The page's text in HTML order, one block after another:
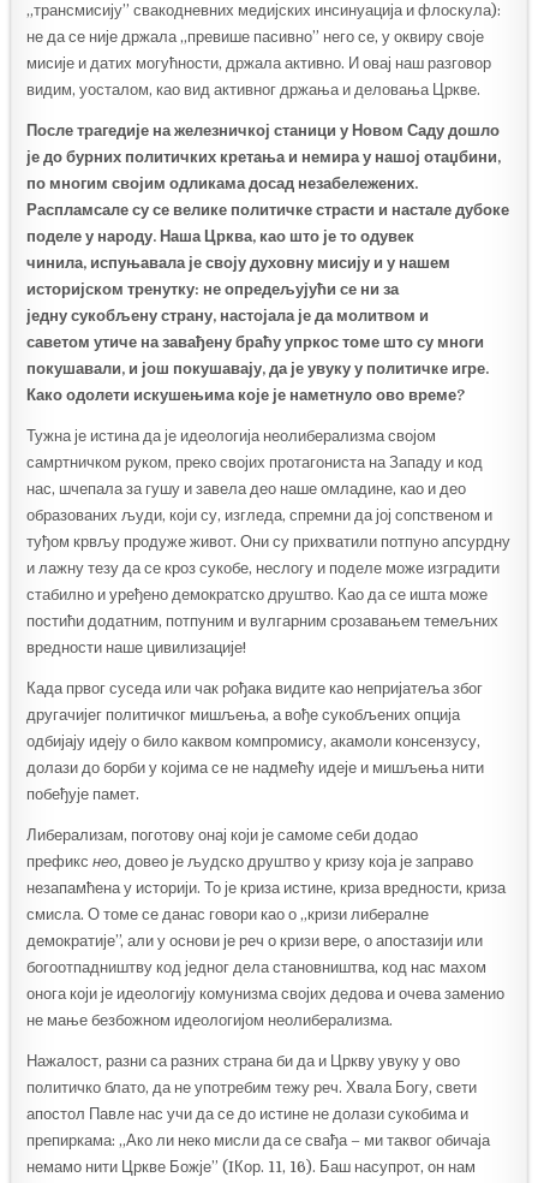
„трансмисију” свакодневних медијских инсинуација и флоскула):
не да се није држала „превише пасивно” него се, у оквиру своје
мисије и датих могућности, држала активно. И овај наш разговор
видим, уосталом, као вид активног држања и деловања Цркве.
После трагедије на железничкој станици у Новом Саду дошло
је до бурних политичких кретања и немира у нашој отаџбини,
по многим својим одликама досад незабележених.
Распламсале су се велике политичке страсти и настале дубоке
поделе у народу. Наша Црква, као што је то одувек
чинила, испуњавала је своју духовну мисију и у нашем
историјском тренутку: не опредељујући се ни за
једнусукобљенустрану, настојала једа молитвом и
саветом утиче на завађену браћу упркос томе што су многи
покушавали, и још покушавају, да је увуку у политичке игре.
Како одолети искушењима које је наметнуло ово време?
Тужна је истина да је идеологија неолиберализма својом
самртничком руком, преко својих протагониста на Западу и код
нас, шчепала за гушу и завела део наше омладине, као и део
образованих људи, који су, изгледа, спремни да јој сопственом и
туђом крвљу продуже живот. Они су прихватили потпуно апсурдну
и лажну тезу да се кроз сукобе, неслогу и поделе може изградити
стабилно и уређено демократско друштво. Као да се ишта може
постићи додатним, потпуним и вулгарним срозавањем темељних
вредности наше цивилизације!
Када првог суседа или чак рођака видите као непријатеља због
другачијег политичког мишљења, а вође сукобљених опција
одбијају идеју о било каквом компромису, акамоли консензусу,
долази до борби у којима се не надмећу идеје и мишљења нити
побеђује памет.
Либерализам, поготову онај који је самоме себи додао
префикснео, довео је људско друштво у кризу која је заправо
незапамћена у историји. То је криза истине, криза вредности, криза
смисла. О томе се данас говори као о „кризи либералне
демократије”, али у основи је реч о кризи вере, о апостазији или
богоотпадништву код једног дела становништва, код нас махом
онога који је идеологију комунизма својих дедова и очева заменио
не мање безбожном идеологијом неолиберализма.
Нажалост, разни са разних страна би да и Цркву увуку у ово
политичко блато, да не употребим тежу реч. Хвала Богу, свети
апостол Павле нас учи да се до истине не долази сукобима и
препиркама: „Ако ли неко мисли да се свађа – ми таквог обичаја
немамо нити Цркве Божје” (IКор. 11, 16). Баш насупрот, он нам